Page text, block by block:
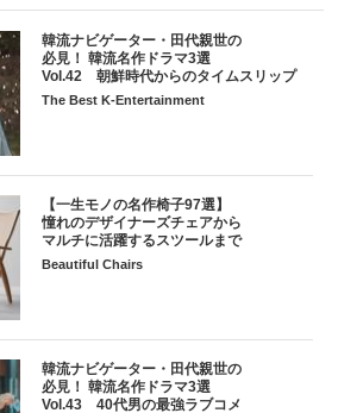
韓流ナビゲーター・田代親世の
必見！ 韓流名作ドラマ3選
Vol.42 朝鮮時代からのタイムスリップ
The Best K-Entertainment
【一生モノの名作椅子97選】
憧れのデザイナーズチェアから
マルチに活躍するスツールまで
Beautiful Chairs
韓流ナビゲーター・田代親世の
必見！ 韓流名作ドラマ3選
Vol.43 40代男の最強ラブコメ